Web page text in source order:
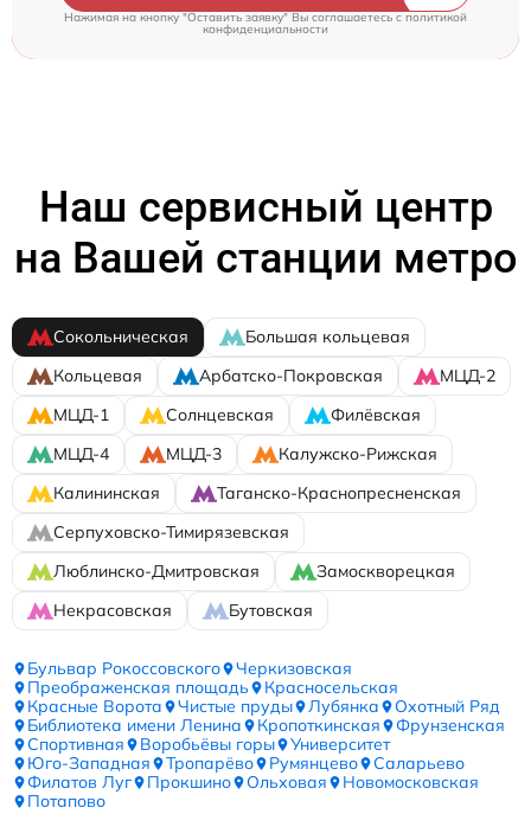
Нажимая на кнопку "Оставить заявку" Вы соглашаетесь c политикой
конфиденциальности
Наш сервисный центр
на Вашей станции метро
Сокольническая
Большая кольцевая
Кольцевая
Арбатско-Покровская
МЦД-2
МЦД-1
Солнцевская
Филёвская
МЦД-4
МЦД-3
Калужско-Рижская
Калининская
Таганско-Краснопресненская
Серпуховско-Тимирязевская
Люблинско-Дмитровская
Замоскворецкая
Некрасовская
Бутовская
Бульвар Рокоссовского
Черкизовская
Преображенская площадь
Красносельская
Красные Ворота
Чистые пруды Лубянка
Охотный Ряд
Библиотека имени Ленина
Кропоткинская
Фрунзенская
Спортивная
Воробьёвы горы
Университет
Юго-Западная
Тропарёво Румянцево
Саларьево
Филатов Луг
Прокшино Ольховая
Новомосковская
Потапово